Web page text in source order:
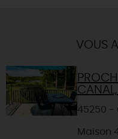
VOUS
CANAL,
45250 -
Maison